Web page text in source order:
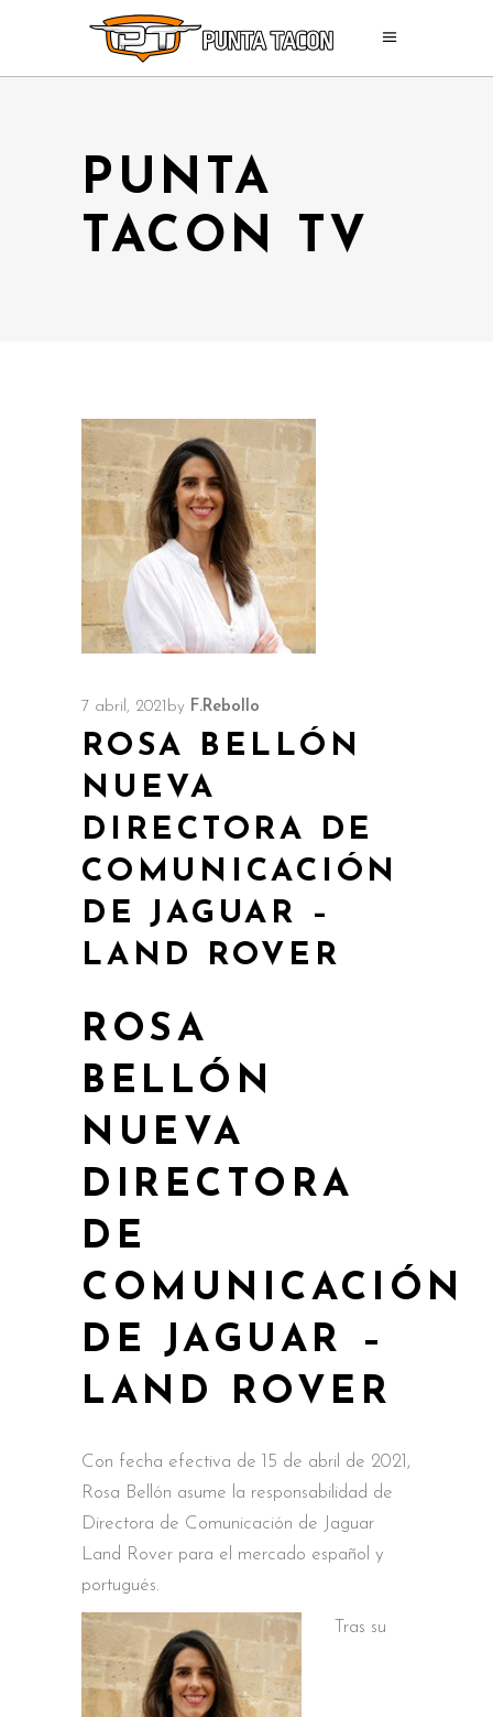
PUNTA
TACON TV
7 abril, 2021 by F.Rebollo
ROSA BELLÓN
NUEVA
DIRECTORA DE
COMUNICACIÓN
DE JAGUAR –
LAND ROVER
ROSA
BELLÓN
NUEVA
DIRECTORA
DE
COMUNICACIÓN
DE JAGUAR –
LAND ROVER
Con fecha efectiva de 15 de abril de 2021,
Rosa Bellón asume la responsabilidad de
Directora de Comunicación de Jaguar
Land Rover para el mercado español y
portugués.
Tras su